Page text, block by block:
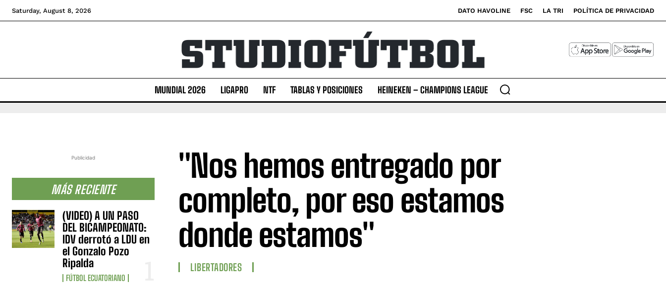
Saturday, August 8, 2026 DATO HAVOLINE FSC LA TRI POLÍTICA DE PRIVACIDAD
MUNDIAL 2026 LIGAPRO NTF TABLAS Y POSICIONES HEINEKEN – CHAMPIONS LEAGUE
Publicidad
MÁS RECIENTE
(VIDEO) A UN PASO
DEL BICAMPEONATO:
IDV derrotó a LDU en
el Gonzalo Pozo
Ripalda
FÚTBOL ECUATORIANO
"Nos hemos entregado por
completo, por eso estamos
donde estamos"
LIBERTADORES